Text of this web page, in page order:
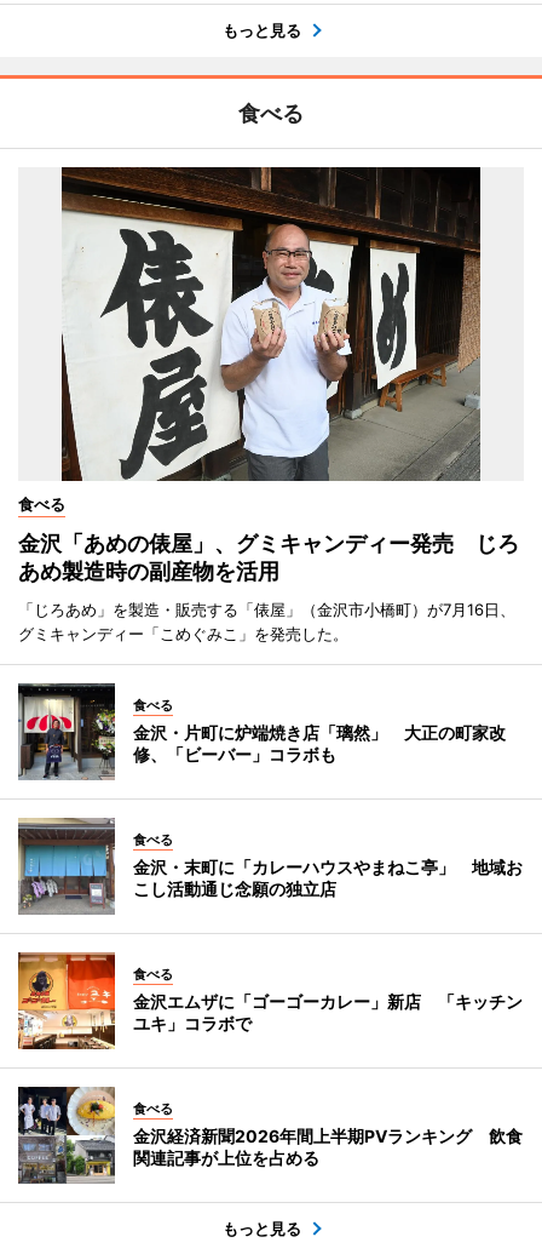
もっと見る
食べる
食べる
金沢「あめの俵屋」、グミキャンディー発売 じろ
あめ製造時の副産物を活用
「じろあめ」を製造・販売する「俵屋」（金沢市小橋町）が7月16日、
グミキャンディー「こめぐみこ」を発売した。
食べる
金沢・片町に炉端焼き店「璃然」 大正の町家改
修、「ビーバー」コラボも
食べる
金沢・末町に「カレーハウスやまねこ亭」 地域お
こし活動通じ念願の独立店
食べる
金沢エムザに「ゴーゴーカレー」新店 「キッチン
ユキ」コラボで
食べる
金沢経済新聞2026年間上半期PVランキング 飲食
関連記事が上位を占める
もっと見る